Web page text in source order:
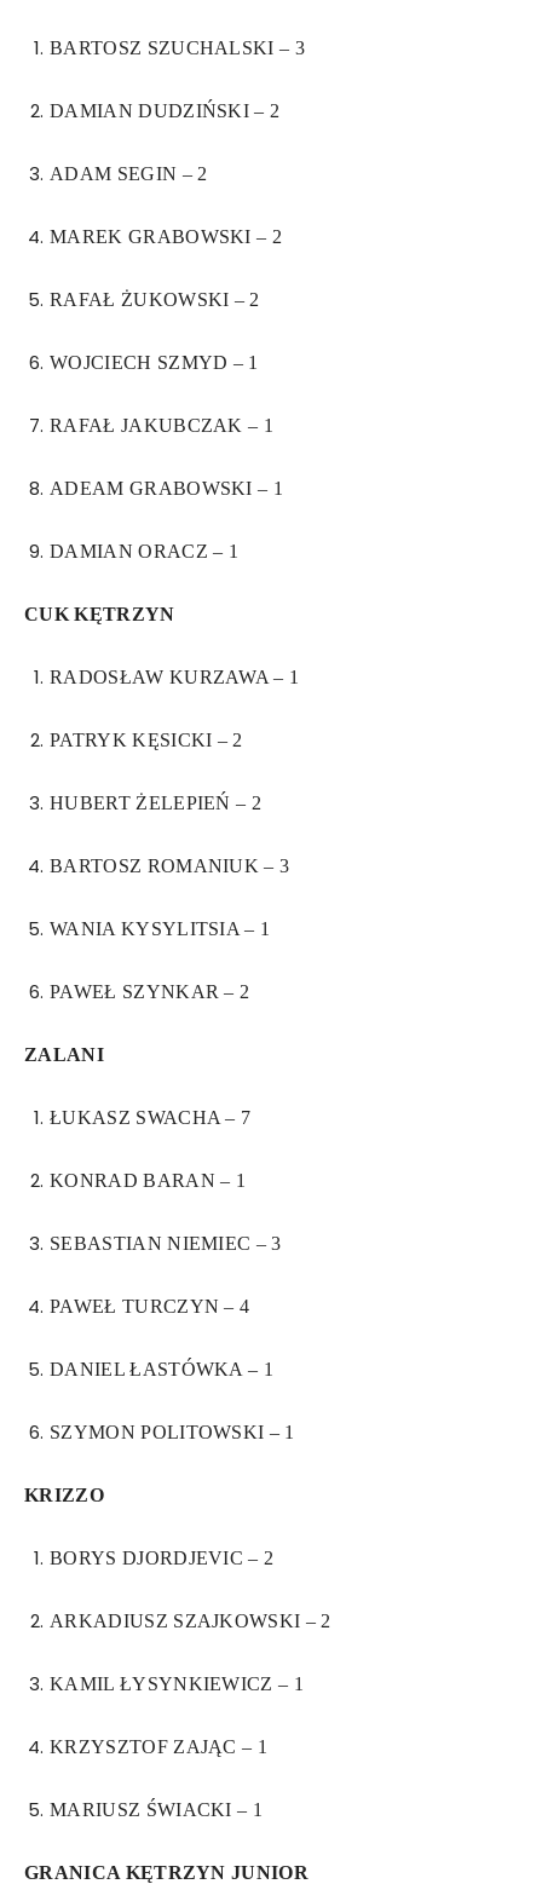
BARTOSZ SZUCHALSKI – 3
DAMIAN DUDZIŃSKI – 2
ADAM SEGIN – 2
MAREK GRABOWSKI – 2
RAFAŁ ŻUKOWSKI – 2
WOJCIECH SZMYD – 1
RAFAŁ JAKUBCZAK – 1
ADEAM GRABOWSKI – 1
DAMIAN ORACZ – 1
CUK KĘTRZYN
RADOSŁAW KURZAWA – 1
PATRYK KĘSICKI – 2
HUBERT ŻELEPIEŃ – 2
BARTOSZ ROMANIUK – 3
WANIA KYSYLITSIA – 1
PAWEŁ SZYNKAR – 2
ZALANI
ŁUKASZ SWACHA – 7
KONRAD BARAN – 1
SEBASTIAN NIEMIEC – 3
PAWEŁ TURCZYN – 4
DANIEL ŁASTÓWKA – 1
SZYMON POLITOWSKI – 1
KRIZZO
BORYS DJORDJEVIC – 2
ARKADIUSZ SZAJKOWSKI – 2
KAMIL ŁYSYNKIEWICZ – 1
KRZYSZTOF ZAJĄC – 1
MARIUSZ ŚWIACKI – 1
GRANICA KĘTRZYN JUNIOR